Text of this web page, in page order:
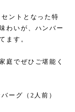
ントとなった特
わいが、ハンバー
ます。
庭でぜひご堪能く
ーグ（2人前）